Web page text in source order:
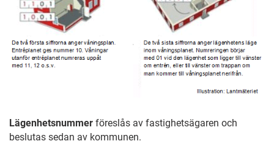
Lägenhetsnummer föreslås av fastighetsägaren och
beslutas sedan av kommunen.